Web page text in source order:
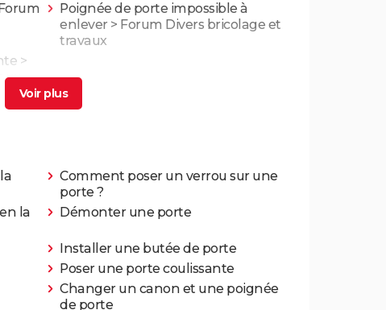
Forum
Poignée de porte impossible à
enlever> Forum Divers bricolage et
travaux
>
Comment poser un verrou sur une
porte ?
la
Démonter une porte
Installer une butée de porte
Poser une porte coulissante
Changer un canon et une poignée
de porte